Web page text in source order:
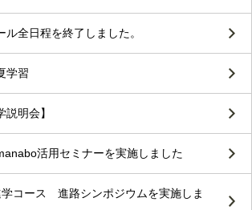
全日程を終了しました。
学習
説明会】
活用セミナーを実施しました
コース 進路シンポジウムを実施しま